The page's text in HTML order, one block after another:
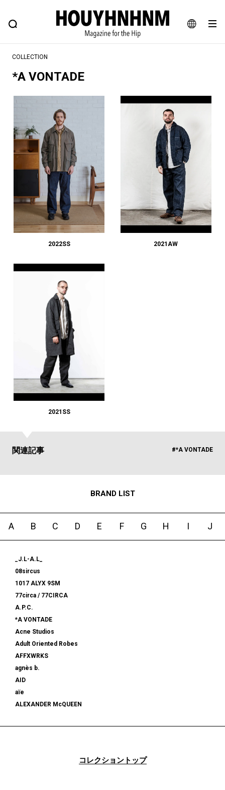
JA
FEATURE BLOG SNAP
ヒップなファッション、カルチャー、ライフスタイルWEBマガジン
#注目のタグ
#SHOPPING ADDICT
#ESSENTIAL DESIGNS
#NEW VINTAGE #マイナーグッド図鑑
#路地裏てぃーん。 #MONTHLY JOURNAL
#GH 銘品の所以 #フイナムのYouTube
#Commune H #FOCUS IT
#ととけん #FASHION #MUSIC #MOVIE
#LIFESTYLE #SNEAKER #OUTDOOR
#SPORTS #HANDSOME HANDBOOK
COLLECTION
*A VONTADE
2022SS 2021AW
2021SS
関連記事 #*A VONTADE
BRAND LIST
A B C D E F G H I J
_J.L-A.L_
08sircus
1017 ALYX 9SM
77circa / 77CIRCA
A.P.C.
*A VONTADE
Acne Studios
Adult Oriented Robes
AFFXWRKS
agnès b.
AID
aïe
ALEXANDER McQUEEN
ALMOSTBLACK
コレクショントップ